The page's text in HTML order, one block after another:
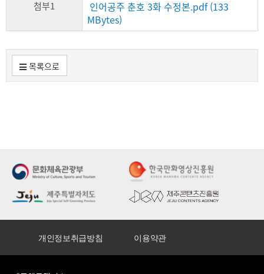
첨부1
인어공주 춘호 3화 수정본.pdf (133
MBytes)
목록으로
개인정보취급방침 이용약관